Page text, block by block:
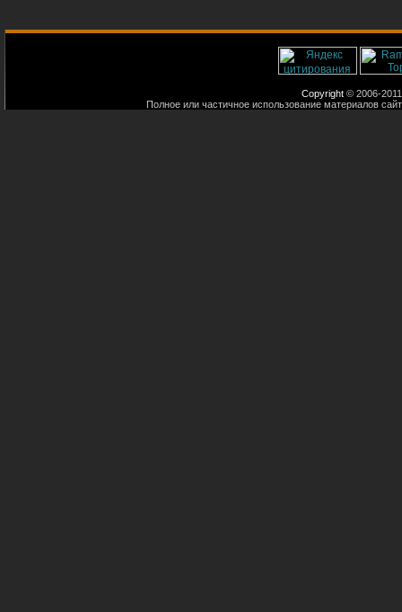
Copyright © 2006-
Полное или частичное использование материалов